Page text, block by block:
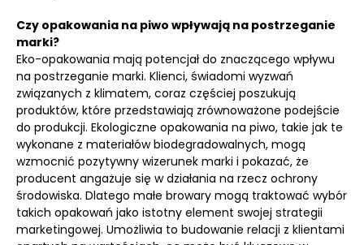
Czy opakowania na piwo wpływają na postrzeganie
marki?
Eko-opakowania mają potencjał do znaczącego wpływu
na postrzeganie marki. Klienci, świadomi wyzwań
związanych z klimatem, coraz częściej poszukują
produktów, które przedstawiają zrównoważone podejście
do produkcji. Ekologiczne opakowania na piwo, takie jak te
wykonane z materiałów biodegradowalnych, mogą
wzmocnić pozytywny wizerunek marki i pokazać, że
producent angażuje się w działania na rzecz ochrony
środowiska. Dlatego małe browary mogą traktować wybór
takich opakowań jako istotny element swojej strategii
marketingowej. Umożliwia to budowanie relacji z klientami